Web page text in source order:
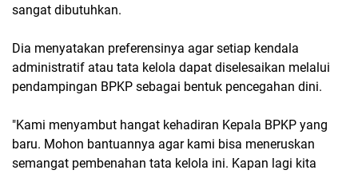
sangat dibutuhkan.
Dia menyatakan preferensinya agar setiap kendala
administratif atau tata kelola dapat diselesaikan melalui
pendampingan BPKP sebagai bentuk pencegahan dini.
"Kami menyambut hangat kehadiran Kepala BPKP yang
baru. Mohon bantuannya agar kami bisa meneruskan
semangat pembenahan tata kelola ini. Kapan lagi kita